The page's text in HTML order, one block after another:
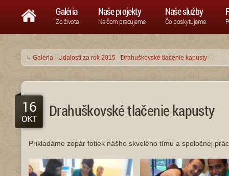
Galéria
Zo života
Naše projekty
Na čom pracujeme
Naše služby
Čo poskytujeme
↳ Galéria · Udalosti za rok 2015 · Drahuškovské tlačenie kapusty
16
OKT Drahuškovské tlačenie kapusty
Prikladáme zopár fotiek nášho skvelého tímu a spoločnej